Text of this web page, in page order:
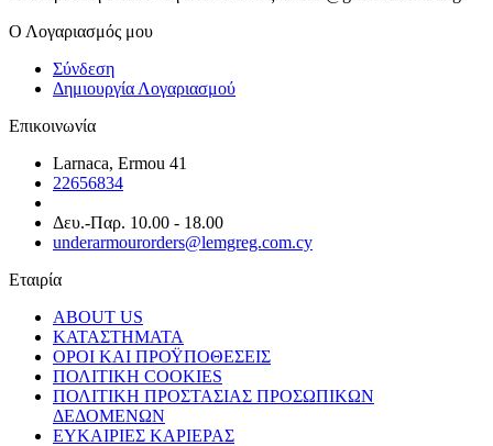
Ο Λογαριασμός μου
Σύνδεση
Δημιουργία Λογαριασμού
Επικοινωνία
Larnaca, Ermou 41
22656834
Δευ.-Παρ. 10.00 - 18.00
underarmourorders@lemgreg.com.cy
Εταιρία
ABOUT US
ΚΑΤΑΣΤΗΜΑΤΑ
ΟΡΟΙ ΚΑΙ ΠΡΟΫΠΟΘΕΣΕΙΣ
ΠΟΛΙΤΙΚΗ COOKIES
ΠΟΛΙΤΙΚΗ ΠΡΟΣΤΑΣΙΑΣ ΠΡΟΣΩΠΙΚΩΝ
ΔΕΔΟΜΕΝΩΝ
ΕΥΚΑΙΡΙΕΣ ΚΑΡΙΕΡΑΣ